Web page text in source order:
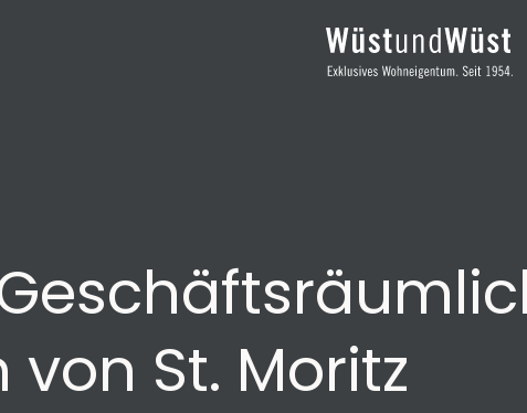
von St. Moritz